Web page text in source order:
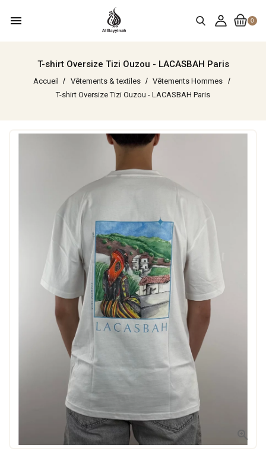
0
menu
T-shirt Oversize Tizi Ouzou - LACASBAH Paris
Accueil Vêtements & textiles
Vêtements Hommes
T-shirt Oversize Tizi Ouzou - LACASBAH Paris
